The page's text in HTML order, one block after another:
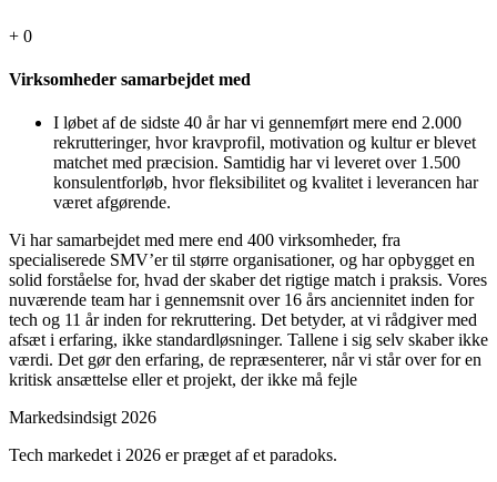
+ 0
Virksomheder samarbejdet med
I løbet af de sidste 40 år har vi gennemført mere end 2.000
rekrutteringer, hvor kravprofil, motivation og kultur er blevet
matchet med præcision. Samtidig har vi leveret over 1.500
konsulentforløb, hvor fleksibilitet og kvalitet i leverancen har
været afgørende.
Vi har samarbejdet med mere end 400 virksomheder, fra
specialiserede SMV’er til større organisationer, og har opbygget en
solid forståelse for, hvad der skaber det rigtige match i praksis. Vores
nuværende team har i gennemsnit over 16 års anciennitet inden for
tech og 11 år inden for rekruttering. Det betyder, at vi rådgiver med
afsæt i erfaring, ikke standardløsninger. Tallene i sig selv skaber ikke
værdi. Det gør den erfaring, de repræsenterer, når vi står over for en
kritisk ansættelse eller et projekt, der ikke må fejle
Markedsindsigt 2026
Tech markedet i 2026 er præget af et paradoks.